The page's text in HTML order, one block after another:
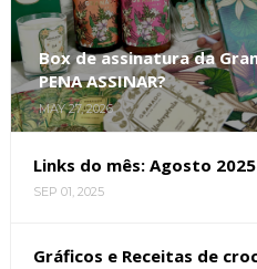
Box de assinatura da
PENA ASSINAR?
MAY 27, 2026
Links do mês: Agosto 2025
SEP 01, 2025
Gráficos e Receitas de